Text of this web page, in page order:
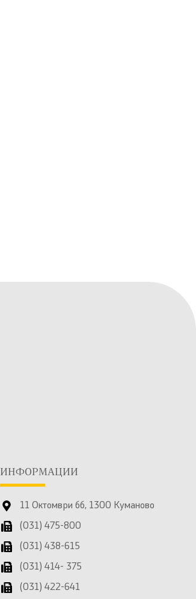
ИНФОРМАЦИИ
11 Октомври бб, 1300 Куманово
(031) 475-800
(031) 438-615
(031) 414- 375
(031) 422-641